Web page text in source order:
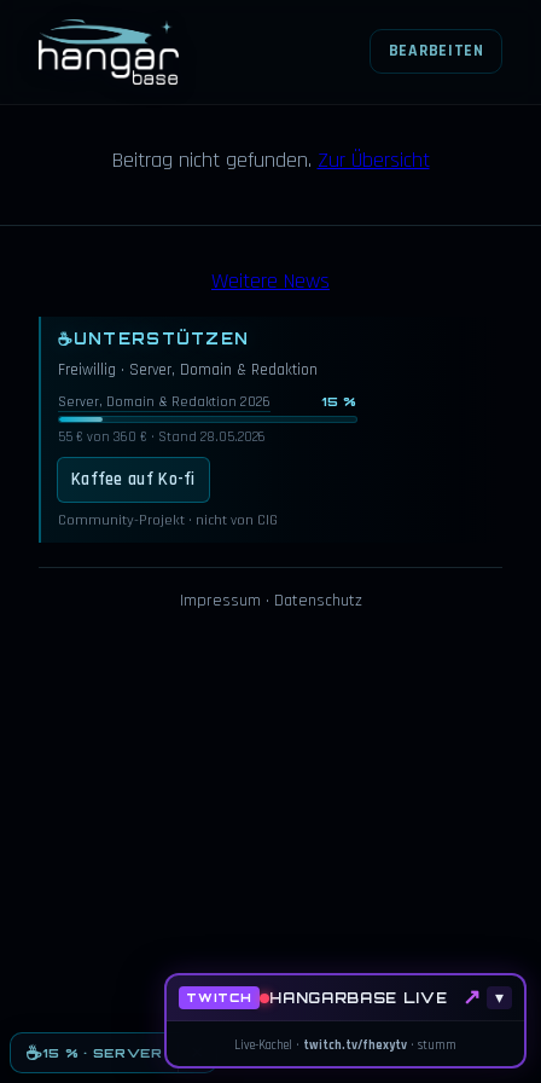
HANGARBASE
BEARBEITEN
Beitrag nicht gefunden. Zur Übersicht
Weitere News
☕UNTERSTÜTZEN
Freiwillig · Server, Domain & Redaktion
Server, Domain & Redaktion 2026 15 %
55 € von 360 € · Stand 28.05.2026
Kaffee auf Ko-fi
Community-Projekt · nicht von CIG
Impressum · Datenschutz
TWITCH HANGARBASE LIVE ↗ ▾
Live-Kachel · twitch.tv/fhexytv · stumm
☕15 % · SERVER